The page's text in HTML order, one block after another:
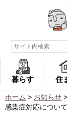
暮らす 住
ホーム > お知らせ >
感染症対応について